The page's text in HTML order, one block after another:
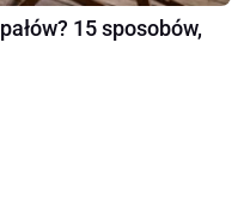
15 sposobów,